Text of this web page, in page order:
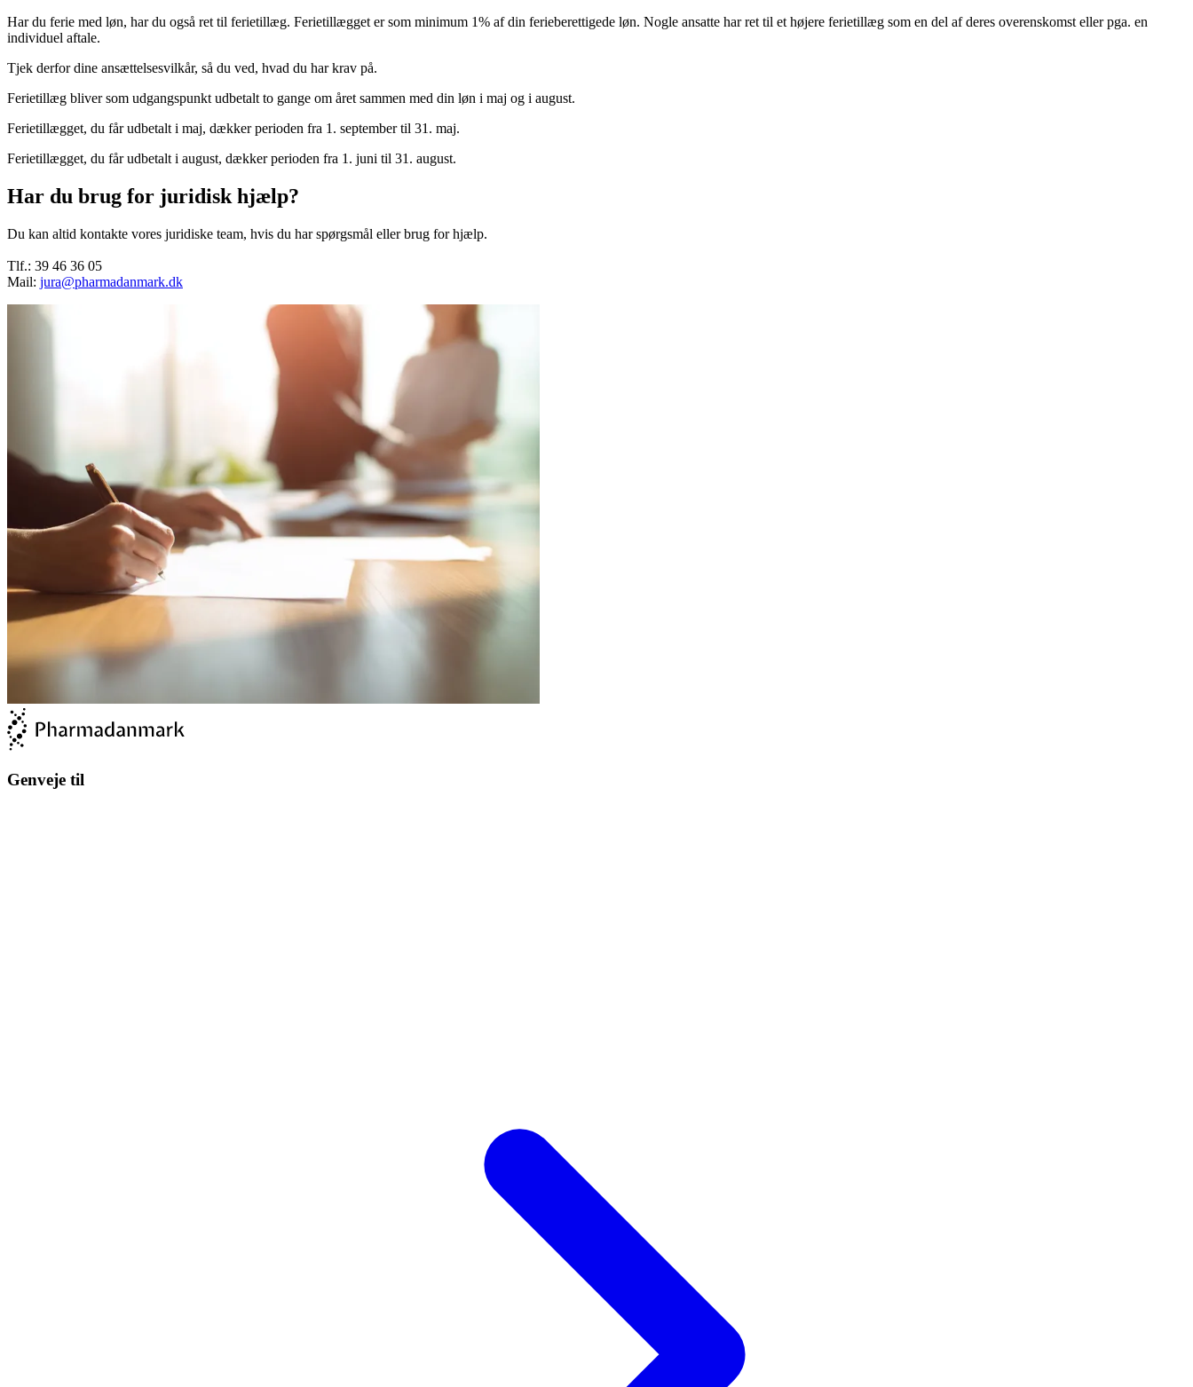
Har du ferie med løn, har du også ret til ferietillæg. Ferietillægget er som minimum 1% af din ferieberettigede løn. Nogle ansatte har ret til et højere ferietillæg som en del af deres overenskomst eller pga. en
individuel aftale.
Tjek derfor dine ansættelsesvilkår, så du ved, hvad du har krav på.
Ferietillæg bliver som udgangspunkt udbetalt to gange om året sammen med din løn i maj og i august.
Ferietillægget, du får udbetalt i maj, dækker perioden fra 1. september til 31. maj.
Ferietillægget, du får udbetalt i august, dækker perioden fra 1. juni til 31. august.
Har du brug for juridisk hjælp?
Du kan altid kontakte vores juridiske team, hvis du har spørgsmål eller brug for hjælp.
Tlf.: 39 46 36 05
Mail: jura@pharmadanmark.dk
Genveje til